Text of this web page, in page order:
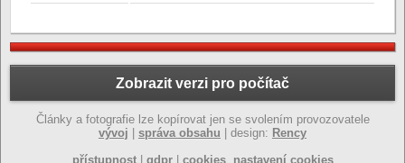
Zobrazit verzi pro počítač
Články a fotografie lze kopírovat jen se svolením provozovatele
vývoj
správa obsahu | design: Rency
přístupnost| gdpr| cookies, nastavení cookies